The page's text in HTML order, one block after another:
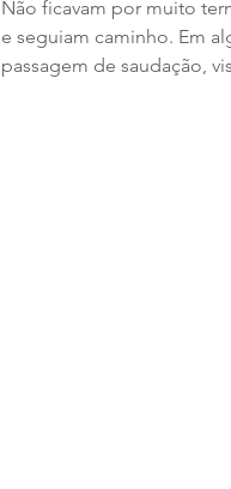
Não ficavam por muito
e seguiam caminho. Em
passagem de saudação,